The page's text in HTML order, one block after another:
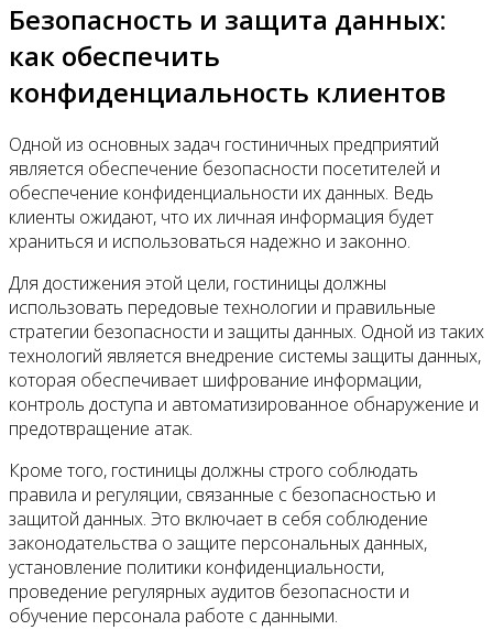
Безопасность и защита данных:
как обеспечить
конфиденциальность клиентов
Одной из основных задач гостиничных предприятий
является обеспечение безопасности посетителей и
обеспечение конфиденциальности их данных. Ведь
клиенты ожидают, что их личная информация будет
храниться и использоваться надежно и законно.
Для достижения этой цели, гостиницы должны
использовать передовые технологии и правильные
стратегии безопасности и защиты данных. Одной из таких
технологий является внедрение системы защиты данных,
которая обеспечивает шифрование информации,
контроль доступа и автоматизированное обнаружение и
предотвращение атак.
Кроме того, гостиницы должны строго соблюдать
правила и регуляции, связанные с безопасностью и
защитой данных. Это включает в себя соблюдение
законодательства о защите персональных данных,
установление политики конфиденциальности,
проведение регулярных аудитов безопасности и
обучение персонала работе с данными.